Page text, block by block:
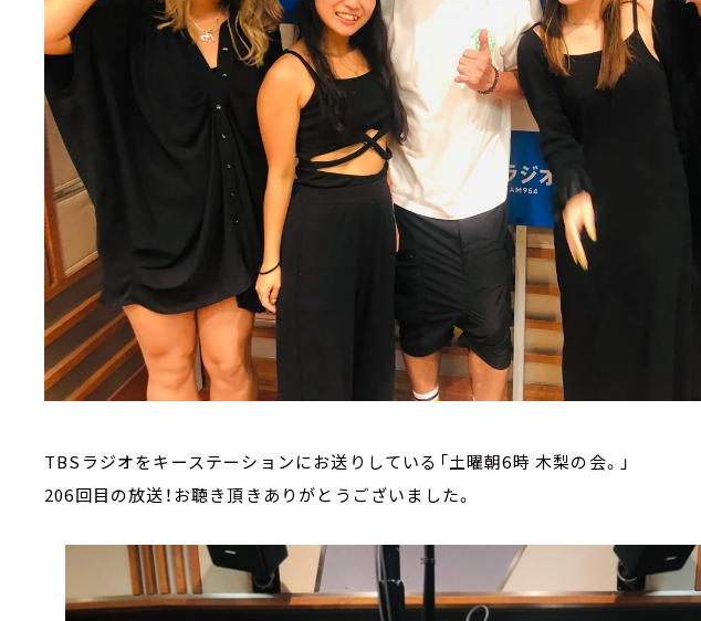
TBSラジオをキーステーションにお送りしている「土曜朝6時 木梨の会。」
206回目の放送！お聴き頂きありがとうございました。